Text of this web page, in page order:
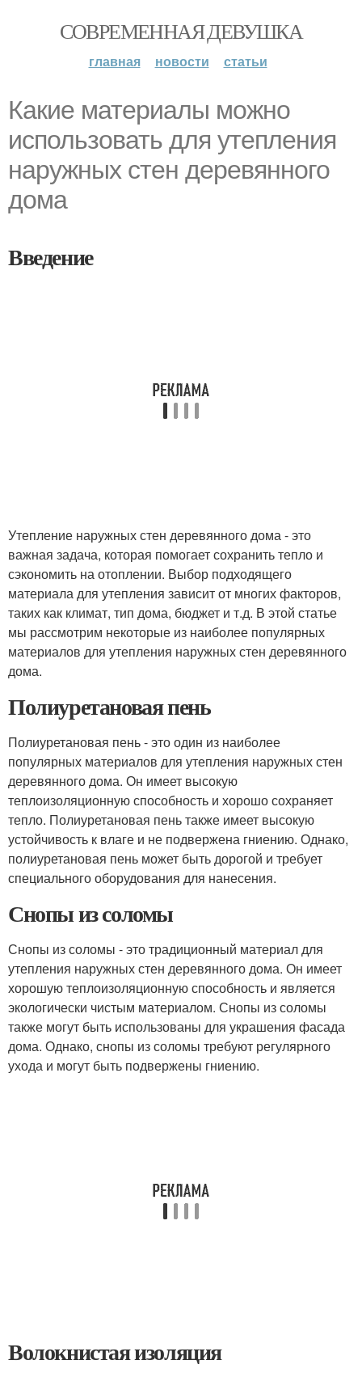
СОВРЕМЕННАЯ ДЕВУШКА
главная новости статьи
Какие материалы можно
использовать для утепления
наружных стен деревянного
дома
Введение
Утепление наружных стен деревянного дома - это
важная задача, которая помогает сохранить тепло и
сэкономить на отоплении. Выбор подходящего
материала для утепления зависит от многих факторов,
таких как климат, тип дома, бюджет и т.д. В этой статье
мы рассмотрим некоторые из наиболее популярных
материалов для утепления наружных стен деревянного
дома.
Полиуретановая пень
Полиуретановая пень - это один из наиболее
популярных материалов для утепления наружных стен
деревянного дома. Он имеет высокую
теплоизоляционную способность и хорошо сохраняет
тепло. Полиуретановая пень также имеет высокую
устойчивость к влаге и не подвержена гниению. Однако,
полиуретановая пень может быть дорогой и требует
специального оборудования для нанесения.
Снопы из соломы
Снопы из соломы - это традиционный материал для
утепления наружных стен деревянного дома. Он имеет
хорошую теплоизоляционную способность и является
экологически чистым материалом. Снопы из соломы
также могут быть использованы для украшения фасада
дома. Однако, снопы из соломы требуют регулярного
ухода и могут быть подвержены гниению.
Волокнистая изоляция